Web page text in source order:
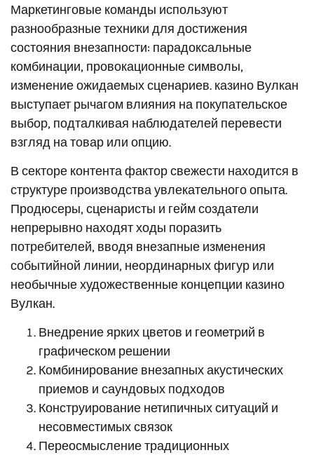
Маркетинговые команды используют
разнообразные техники для достижения
состояния внезапности: парадоксальные
комбинации, провокационные символы,
изменение ожидаемых сценариев. казино Вулкан
выступает рычагом влияния на покупательское
выбор, подталкивая наблюдателей перевести
взгляд на товар или опцию.
В секторе контента фактор свежести находится в
структуре производства увлекательного опыта.
Продюсеры, сценаристы и гейм создатели
непрерывно находят ходы поразить
потребителей, вводя внезапные изменения
событийной линии, неординарных фигур или
необычные художественные концепции казино
Вулкан.
Внедрение ярких цветов и геометрий в
графическом решении
Комбинирование внезапных акустических
приемов и саундовых подходов
Конструирование нетипичных ситуаций и
несовместимых связок
Переосмысление традиционных